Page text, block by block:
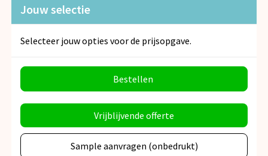
Jouw selectie
Selecteer jouw opties voor de prijsopgave.
Bestellen
Vrijblijvende offerte
Sample aanvragen (onbedrukt)